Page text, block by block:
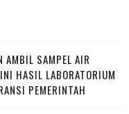
AMBIL SAMPEL AIR
HASIL LABORATORIUM
PEMERINTAH